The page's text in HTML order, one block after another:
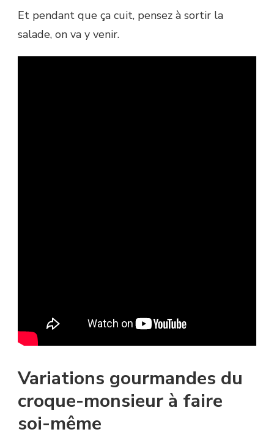
Et pendant que ça cuit, pensez à sortir la
salade, on va y venir.
Variations gourmandes du
croque-monsieur à faire
soi-même